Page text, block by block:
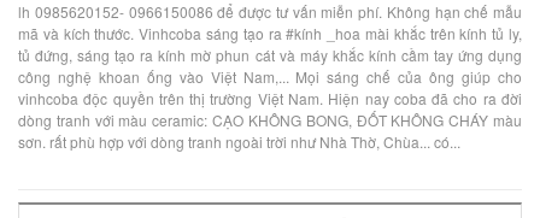
lh 0985620152- 0966150086 để được tư vấn miễn phí. Không hạn chế mẫu
mã và kích thước. Vinhcoba sáng tạo ra #kính _hoa mài khắc trên kính tủ ly,
tủ đứng, sáng tạo ra kính mờ phun cát và máy khắc kính cầm tay ứng dụng
công nghệ khoan ống vào Việt Nam,... Mọi sáng chế của ông giúp cho
vinhcoba độc quyền trên thị trường Việt Nam. Hiện nay coba đã cho ra đời
dòng tranh với màu ceramic: CẠO KHÔNG BONG, ĐỐT KHÔNG CHÁY màu
sơn. rất phù hợp với dòng tranh ngoài trời như Nhà Thờ, Chùa... có...